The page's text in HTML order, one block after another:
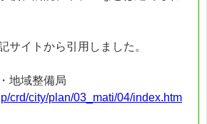
サイトから引用しました。
地域整備局
crd/city/plan/03_mati/04/index.htm